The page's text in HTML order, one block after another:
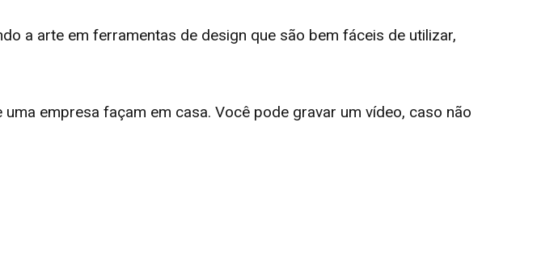
a arte em ferramentas de design que são bem fáceis de utilizar,
empresa façam em casa. Você pode gravar um vídeo, caso não